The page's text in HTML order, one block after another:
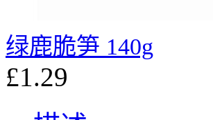
绿鹿脆笋 140g
£1.29